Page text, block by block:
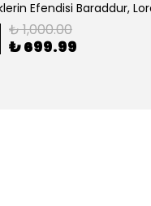
₺ 1,000.00
₺ 699.99